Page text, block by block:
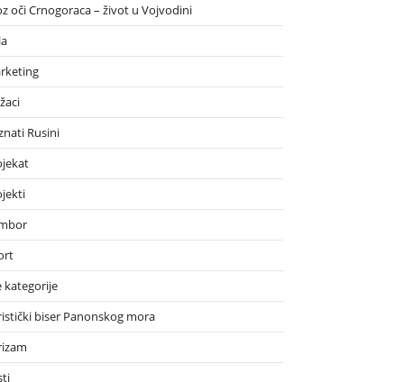
oči Crnogoraca – život u Vojvodini
Rusini
kategorije
biser Panonskog mora